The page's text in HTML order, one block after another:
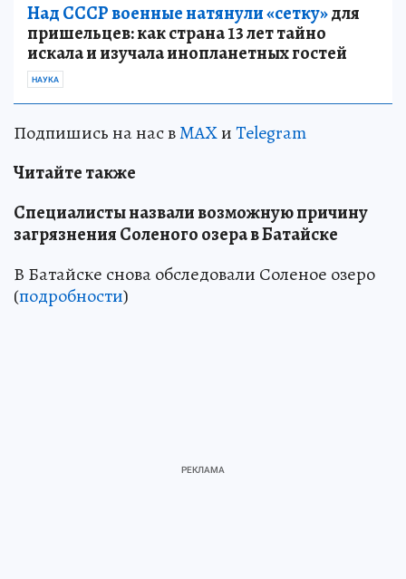
Над СССР военные натянули «сетку»для
пришельцев: как страна 13 лет тайно
искала и изучала инопланетных гостей
НАУКА
Подпишись на нас вMAXиTelegram
Читайте также
Специалисты назвали возможную причину
загрязнения Соленого озера в Батайске
В Батайске снова обследовали Соленое озеро
(подробности)